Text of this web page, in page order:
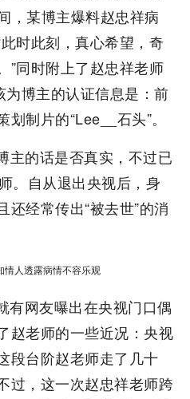
，某博主爆料赵忠祥病
时此刻，真心希望，奇
”同时附上了赵忠祥老师
为博主的认证信息是：前
制片的“Lee__石头”。
主的话是否真实，不过已
。自从退出央视后，身
经常传出“被去世”的消
有网友曝出在央视门口偶
赵老师的一些近况：央视
段台阶赵老师走了几十
过，这一次赵忠祥老师跨